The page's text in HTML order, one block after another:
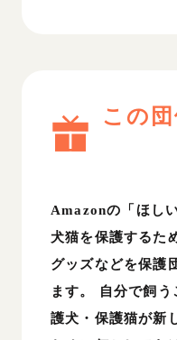
この
Amazonの「ほし
犬猫を保護するた
グッズなどを保護
ます。 自分で飼
護犬・保護猫が新